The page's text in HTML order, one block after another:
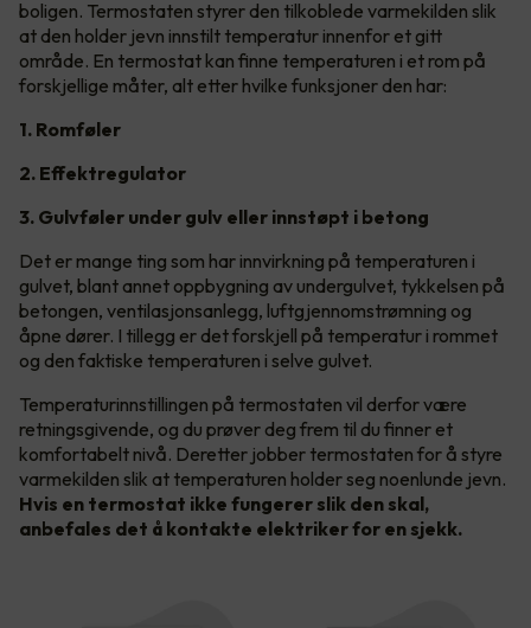
boligen. Termostaten styrer den tilkoblede varmekilden slik
at den holder jevn innstilt temperatur innenfor et gitt
område. En termostat kan finne temperaturen i et rom på
forskjellige måter, alt etter hvilke funksjoner den har:
1. Romføler
2. Effektregulator
3. Gulvføler under gulv eller innstøpt i betong
Det er mange ting som har innvirkning på temperaturen i
gulvet, blant annet oppbygning av undergulvet, tykkelsen på
betongen, ventilasjonsanlegg, luftgjennomstrømning og
åpne dører. I tillegg er det forskjell på temperatur i rommet
og den faktiske temperaturen i selve gulvet.
Temperaturinnstillingen på termostaten vil derfor være
retningsgivende, og du prøver deg frem til du finner et
komfortabelt nivå. Deretter jobber termostaten for å styre
varmekilden slik at temperaturen holder seg noenlunde jevn.
Hvis en termostat ikke fungerer slik den skal,
anbefales det å kontakte elektriker for en sjekk.